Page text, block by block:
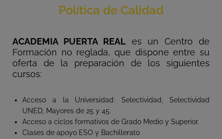
Política de Calidad
ACADEMIA PUERTA REAL es un Centro de
Formación no reglada, que dispone entre su
oferta de la preparación de los siguientes
cursos:
Acceso a la Universidad: Selectividad, Selectividad
UNED, Mayores de 25 y 45.
Acceso a ciclos formativos de Grado Medio y Superior.
Clases de apoyo ESO y Bachillerato